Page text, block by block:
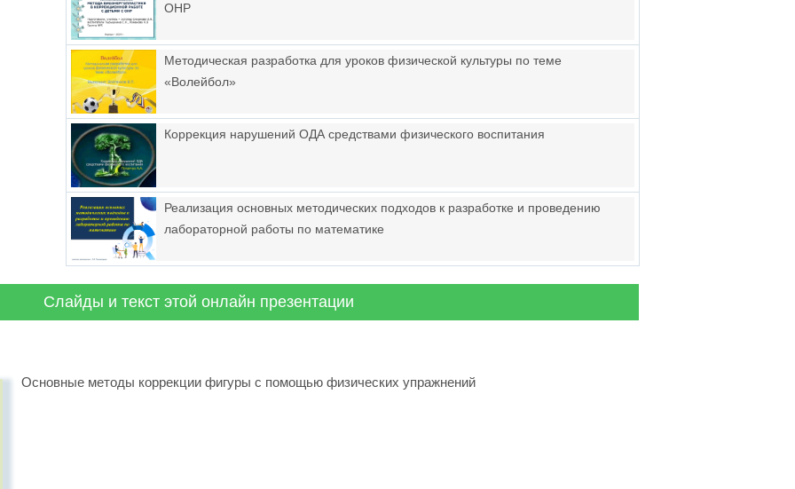
ОНР
Методическая разработка для уроков физической культуры по теме
«Волейбол»
Коррекция нарушений ОДА средствами физического воспитания
Реализация основных методических подходов к разработке и проведению
лабораторной работы по математике
Слайды и текст этой онлайн презентации
Основные методы коррекции фигуры с помощью физических упражнений